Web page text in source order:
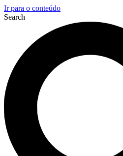
Ir para o conteúdo
Search